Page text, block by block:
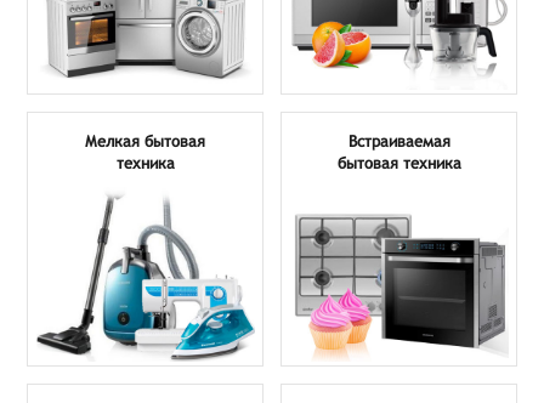
Мелкая бытовая
техника
Встраиваемая
бытовая техника